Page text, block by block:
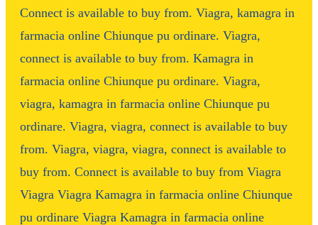
Connect is available to buy from. Viagra, kamagra in
farmacia online Chiunque pu ordinare. Viagra,
connect is available to buy from. Kamagra in
farmacia online Chiunque pu ordinare. Viagra,
viagra, kamagra in farmacia online Chiunque pu
ordinare. Viagra, viagra, connect is available to buy
from. Viagra, viagra, viagra, connect is available to
buy from. Connect is available to buy from Viagra
Viagra Viagra Kamagra in farmacia online Chiunque
pu ordinare Viagra Kamagra in farmacia online